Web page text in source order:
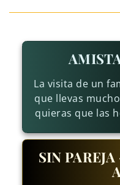
La visita de un
que llevas
quieras que las
SIN